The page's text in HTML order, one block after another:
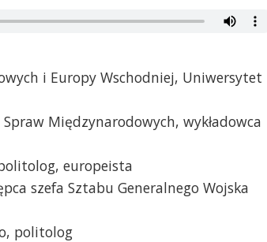
i Europy Wschodniej, Uniwersytet
Międzynarodowych, wykładowca
europeista
szefa Sztabu Generalnego Wojska
politolog